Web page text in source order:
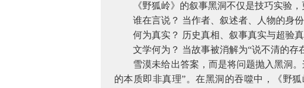
《野狐岭》的叙事黑洞不仅是技巧实验
谁在言说？ 当作者、叙述者、人物的身
何为真实？ 历史真相、叙事真实与超验
文学何为？ 当故事被消解为“说不清的存
雪漠未给出答案，而是将问题抛入黑洞
的本质即非真理”。在黑洞的吞噬中，《野